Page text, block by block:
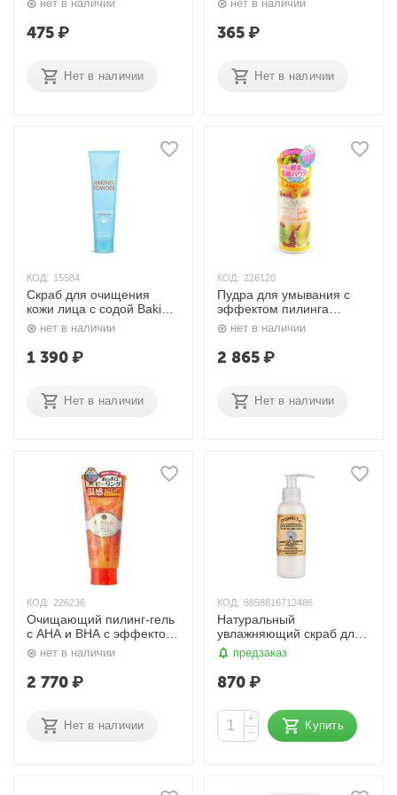
нет в наличии
475₽
Нет в наличии
Nexxt
нет в наличии
365₽
Нет в наличии
КОД: 15584
Скраб для очищения
кожи лица с содой Baking
Powder Crunch Pore
Scrub, 200 мл. Etude
House
нет в наличии
1 390₽
Нет в наличии
КОД: 226120
Пудра для умывания с
эффектом пилинга
Detclear 75 гр. Meishoku
нет в наличии
2 865₽
Нет в наличии
КОД: 226236
Очищающий пилинг-гель
с AHA и BHA с эффектом
сильного скатывания ( c
разогревающим
эффектом) Detclear 180
гр. Meishoku
нет в наличии
2 770₽
Нет в наличии
КОД: 8858816712486
Натуральный
увлажняющий скраб для
лица с гранулами жожоба
«БЕЛАЯ ОРХИДЕЯ», 120
гр. OrganicTai
предзаказ
870₽
+
−
Купить